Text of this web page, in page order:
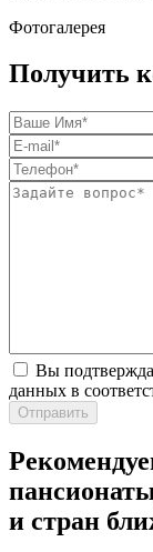
Фотогалерея
Получить
Вы
данных в
Отправить
и стран